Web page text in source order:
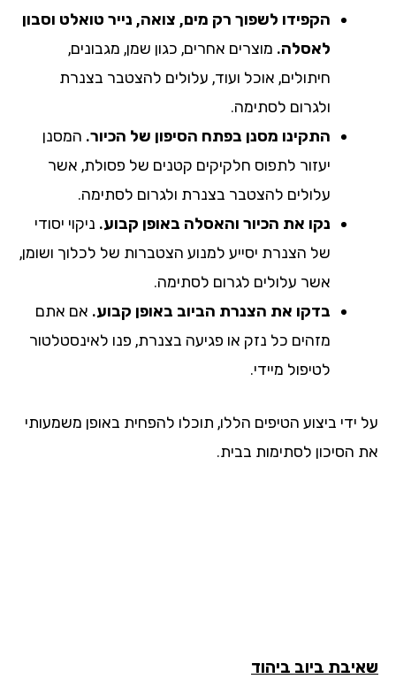
הקפידו לשפוך רק מים, צואה, נייר טואלט וסבון
לאסלה.מוצרים אחרים, כגון שמן, מגבונים,
חיתולים, אוכל ועוד, עלולים להצטבר בצנרת
ולגרום לסתימה.
התקינו מסנן בפתח הסיפון של הכיור.המסנן
יעזור לתפוס חלקיקים קטנים של פסולת, אשר
עלולים להצטבר בצנרת ולגרום לסתימה.
נקו את הכיור והאסלה באופן קבוע.ניקוי יסודי
של הצנרת יסייע למנוע הצטברות של לכלוך ושומן,
אשר עלולים לגרום לסתימה.
בדקו את הצנרת הביוב באופן קבוע.אם אתם
מזהים כל נזק או פגיעה בצנרת, פנו לאינסטלטור
לטיפול מיידי.
ידי ביצוע הטיפים הללו, תוכלו להפחית באופן משמעותי
הסיכון לסתימות בבית.
ביובביהוד